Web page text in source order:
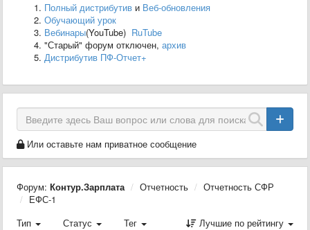
Полный дистрибутив и Веб-обновления
Обучающий урок
Вебинары(YouTube) RuTube
"Старый" форум отключен, архив
Дистрибутив ПФ-Отчет+
Или оставьте нам приватное сообщение
Форум: Контур.Зарплата Отчетность
Отчетность СФР
ЕФС-1
Тип
Статус Тег Лучшие по рейтингу